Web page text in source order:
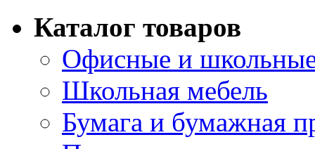
Каталог товаров
Офисные и
Школьная мебель
Бумага и бумажная